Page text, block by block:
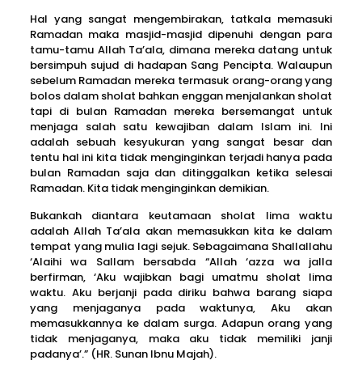
Hal yang sangat mengembirakan, tatkala memasuki
Ramadan maka masjid-masjid dipenuhi dengan para
tamu-tamu Allah Ta’ala, dimana mereka datang untuk
bersimpuh sujud di hadapan Sang Pencipta. Walaupun
sebelum Ramadan mereka termasuk orang-orang yang
bolos dalam sholat bahkan enggan menjalankan sholat
tapi di bulan Ramadan mereka bersemangat untuk
menjaga salah satu kewajiban dalam Islam ini. Ini
adalah sebuah kesyukuran yang sangat besar dan
tentu hal ini kita tidak menginginkan terjadi hanya pada
bulan Ramadan saja dan ditinggalkan ketika selesai
Ramadan. Kita tidak menginginkan demikian.
Bukankah diantara keutamaan sholat lima waktu
adalah Allah Ta’ala akan memasukkan kita ke dalam
tempat yang mulia lagi sejuk. Sebagaimana Shallallahu
‘Alaihi wa Sallam bersabda “Allah ‘azza wa jalla
berfirman, ‘Aku wajibkan bagi umatmu sholat lima
waktu. Aku berjanji pada diriku bahwa barang siapa
yang menjaganya pada waktunya, Aku akan
memasukkannya ke dalam surga. Adapun orang yang
tidak menjaganya, maka aku tidak memiliki janji
padanya’.” (HR. Sunan Ibnu Majah).